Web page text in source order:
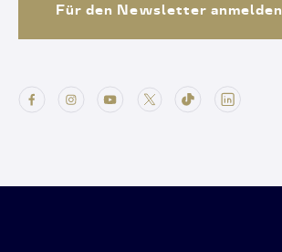
Für den Newsletter anmelden